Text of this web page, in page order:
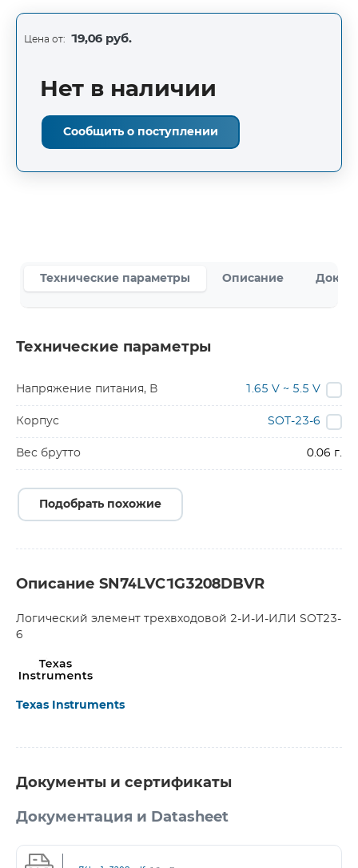
Цена от: 19,06 руб.
Нет в наличии
Сообщить о поступлении
Технические параметры Описание
Технические параметры
Напряжение питания, В 1.65 V ~ 5.5 V
Корпус SOT-23-6
Вес брутто 0.06 г.
Подобрать похожие
Описание SN74LVC1G3208DBVR
Логический элемент трехвходовой 2-И-И-ИЛИ SOT23-
6
Texas Instruments
Документы и сертификаты
Документация и Datasheet